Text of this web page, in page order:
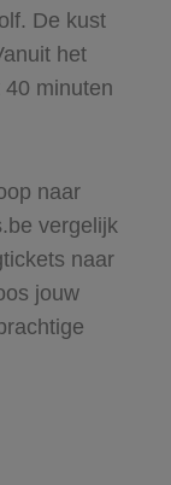
De kust
het
minuten
naar
vergelijk
naar
jouw